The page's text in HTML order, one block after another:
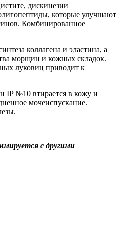
дискинезии
которые улучшают
Комбинированное
коллагена и эластина, а
морщин и кожных складок.
луковиц приводит к
IP №10 втирается в кожу и
мочеиспускание.
с другими